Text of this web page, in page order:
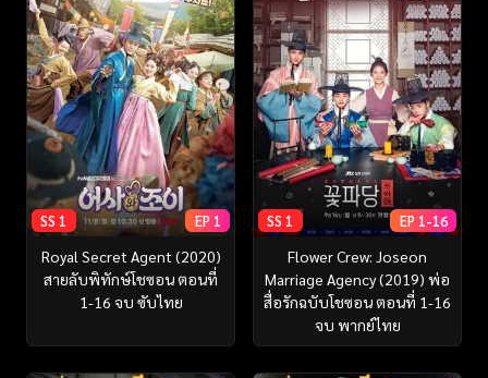
SS 1 EP 1
Royal Secret Agent (2020)
สายลับพิทักษ์โชซอน ตอนที่
1-16 จบ ซับไทย
SS 1 EP 1-16
Flower Crew: Joseon
Marriage Agency (2019) พ่อ
สื่อรักฉบับโชซอน ตอนที่ 1-16
จบ พากย์ไทย